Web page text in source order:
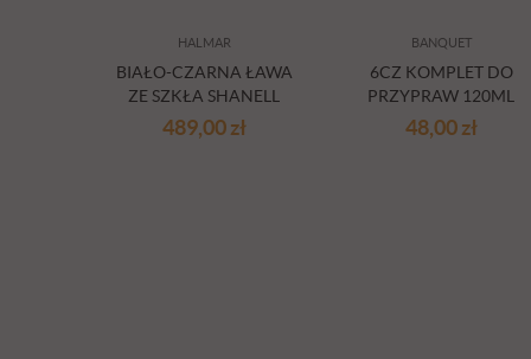
HALMAR
BIAŁO-CZARNA ŁAWA
ZE SZKŁA SHANELL
489,00zł
BANQUET
6CZ KOMPLET DO
PRZYPRAW 120ML
AROMII
48,00zł